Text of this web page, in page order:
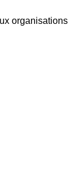
organisations